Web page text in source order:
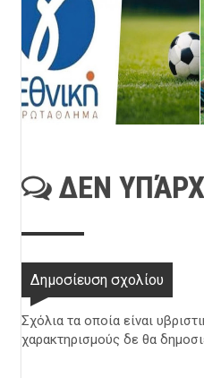
ΔΕΝ
Δημοσίευση σχολίου
Σχόλια τα οποία είναι
χαρακτηρισμούς δε θα